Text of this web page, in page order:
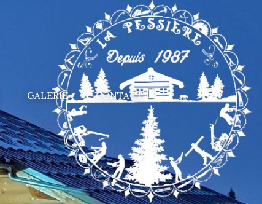
GALERIE CONTACT